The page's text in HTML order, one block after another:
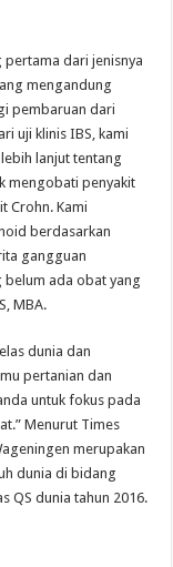
pertama dari jenisnya
mengandung
pembaruan dari
uji klinis IBS, kami
lanjut tentang
mengobati penyakit
Crohn. Kami
berdasarkan
gangguan
belum ada obat yang
MBA.
dunia dan
pertanian dan
untuk fokus pada
Menurut Times
merupakan
dunia di bidang
QS dunia tahun 2016.